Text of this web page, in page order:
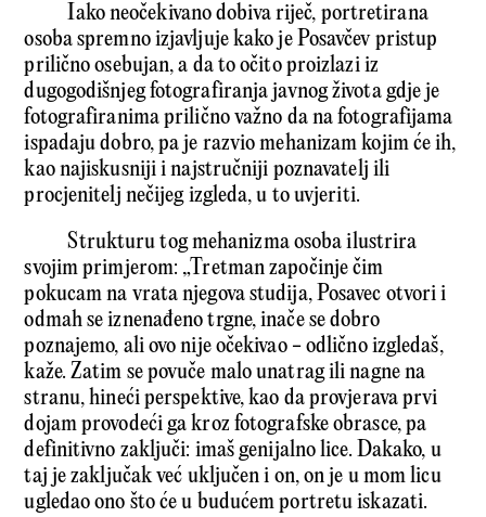
Iako neočekivano dobiva riječ, portretirana
osoba spremno izjavljuje kako je Posavčev pristup
prilično osebujan, a da to očito proizlazi iz
dugogodišnjeg fotografiranja javnog života gdje je
fotografiranima prilično važno da na fotografijama
ispadaju dobro, pa je razvio mehanizam kojim će ih,
kao najiskusniji i najstručniji poznavatelj ili
procjenitelj nečijeg izgleda, u to uvjeriti.
Strukturu tog mehanizma osoba ilustrira
svojim primjerom: „Tretman započinje čim
pokucam na vrata njegova studija, Posavec otvori i
odmah se iznenađeno trgne, inače se dobro
poznajemo, ali ovo nije očekivao − odlično izgledaš,
kaže. Zatim se povuče malo unatrag ili nagne na
stranu, hineći perspektive, kao da provjerava prvi
dojam provodeći ga kroz fotografske obrasce, pa
definitivno zaključi: imaš genijalno lice. Dakako, u
taj je zaključak već uključen i on, on je u mom licu
ugledao ono što će u budućem portretu iskazati.